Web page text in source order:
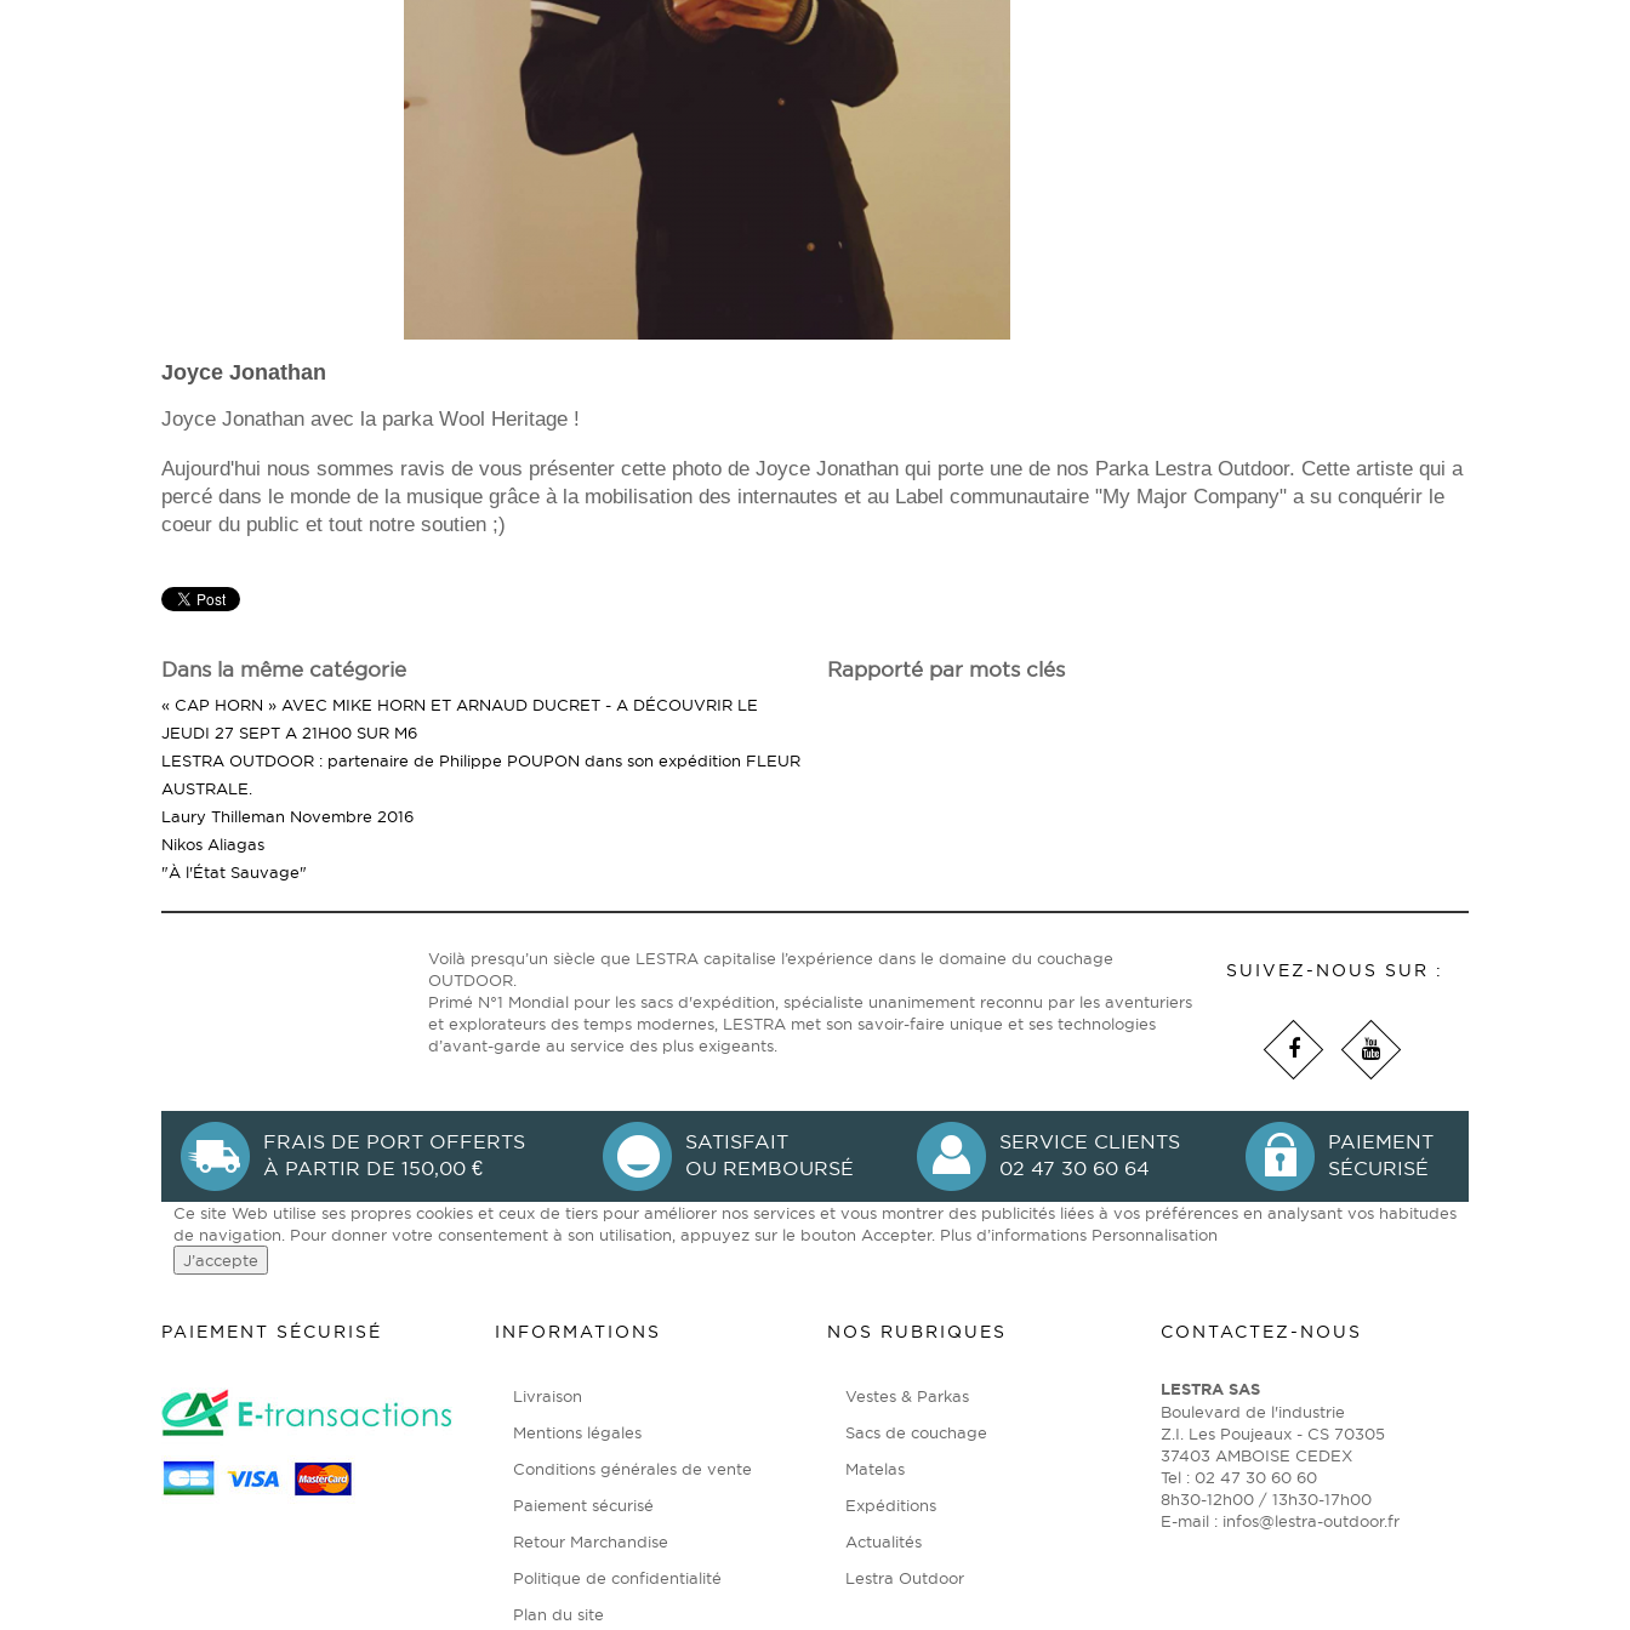
Joyce Jonathan
Joyce Jonathan avec la parka Wool Heritage !
Aujourd'hui nous sommes ravis de vous présenter cette photo de Joyce Jonathan qui porte une de nos Parka Lestra Outdoor. Cette artiste qui a
percé dans le monde de la musique grâce à la mobilisation des internautes et au Label communautaire "My Major Company" a su conquérir le
coeur du public et tout notre soutien ;)
Dans la même catégorie
« CAP HORN » AVEC MIKE HORN ET ARNAUD DUCRET - A DÉCOUVRIR LE
JEUDI 27 SEPT A 21H00 SUR M6
LESTRA OUTDOOR : partenaire de Philippe POUPON dans son expédition FLEUR
AUSTRALE.
Laury Thilleman Novembre 2016
Nikos Aliagas
"À l'État Sauvage"
Rapporté par mots clés
Voilà presqu’un siècle que LESTRA capitalise l’expérience dans le domaine du couchage
OUTDOOR.
Primé N°1 Mondial pour les sacs d'expédition, spécialiste unanimement reconnu par les aventuriers
et explorateurs des temps modernes, LESTRA met son savoir-faire unique et ses technologies
d’avant-garde au service des plus exigeants.
SUIVEZ-NOUS SUR :
FRAIS DE PORT OFFERTS
À PARTIR DE 150,00 €
SATISFAIT
OU REMBOURSÉ
SERVICE CLIENTS
02 47 30 60 64
PAIEMENT
SÉCURISÉ
Ce site Web utilise ses propres cookies et ceux de tiers pour améliorer nos services et vous montrer des publicités liées à vos préférences en analysant vos habitudes
de navigation. Pour donner votre consentement à son utilisation, appuyez sur le bouton Accepter. Plus d’informations Personnalisation
J’accepte
PAIEMENT SÉCURISÉ INFORMATIONS
Livraison
Mentions légales
Conditions générales de vente
Paiement sécurisé
Retour Marchandise
Politique de confidentialité
Plan du site
NOS RUBRIQUES
Vestes & Parkas
Sacs de couchage
Matelas
Expéditions
Actualités
Lestra Outdoor
CONTACTEZ-NOUS
LESTRA SAS
Boulevard de l'industrie
Z.I. Les Poujeaux - CS 70305
37403 AMBOISE CEDEX
Tel : 02 47 30 60 60
8h30-12h00 / 13h30-17h00
E-mail : infos@lestra-outdoor.fr